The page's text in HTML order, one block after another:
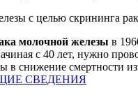
с целью скрининга
молочной железы в
с 40 лет, нужно
в снижение смертности
СВЕДЕНИЯ